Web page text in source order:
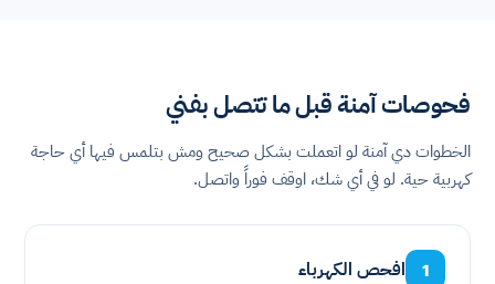
فحوصات آمنة قبل ما تتصل بفني
الخطوات دي آمنة لو اتعملت بشكل صحيح ومش بتلمس فيها أي حاجة
كهربية حية. لو في أي شك، اوقف فوراً واتصل.
1 افحص الكهرباء